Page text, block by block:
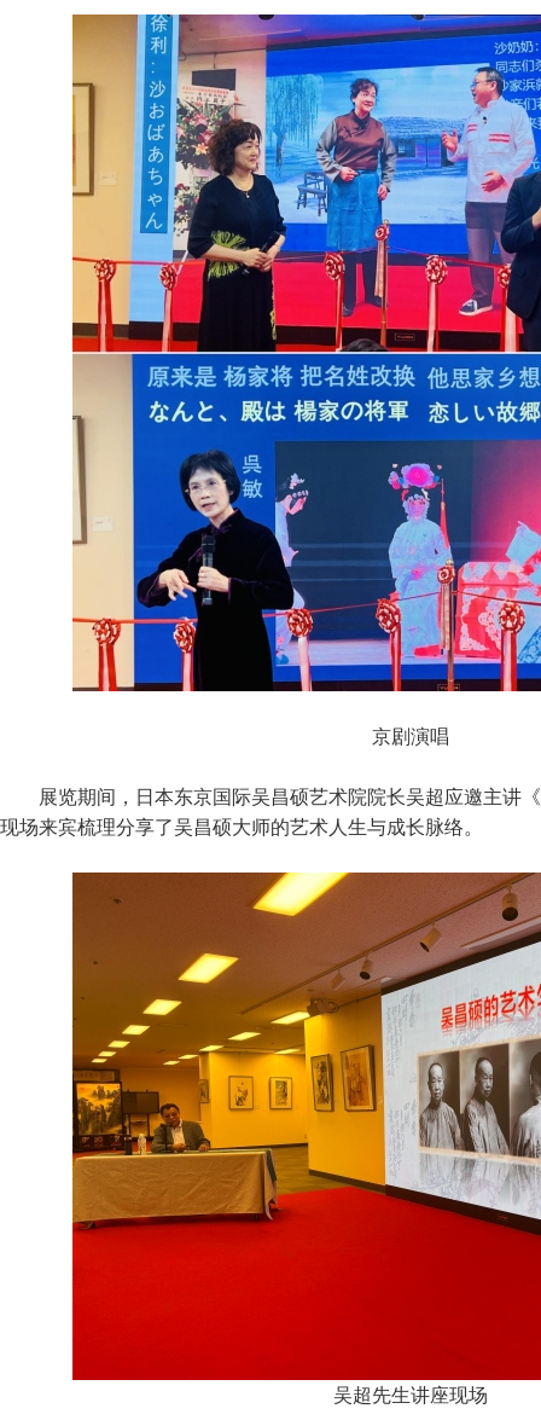
京剧演唱
展览期间，日本东京国际吴昌硕艺术院院长吴超应邀主讲
现场来宾梳理分享了吴昌硕大师的艺术人生与成长脉络。
吴超先生讲座现场